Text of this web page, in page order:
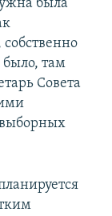
1080pбыла
собственно
было, там
Совета